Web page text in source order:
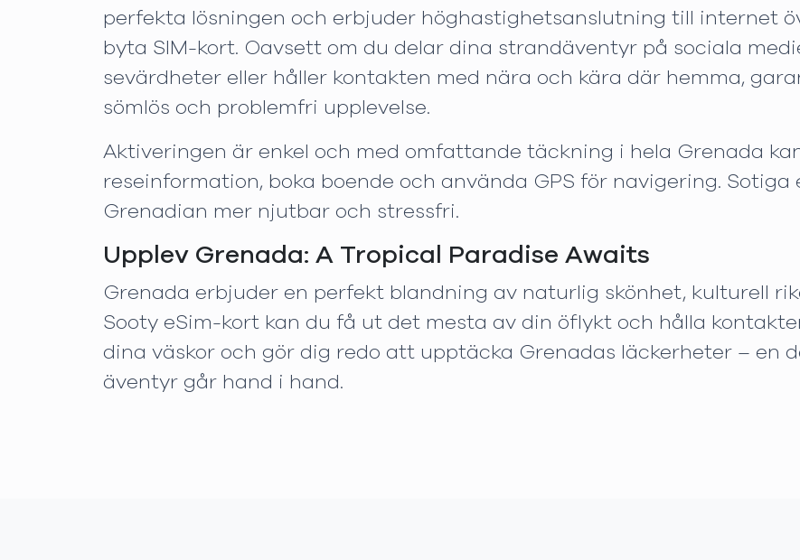
perfekta lösningen och erbjuder höghastighetsanslutning till internet
byta SIM-kort. Oavsett om du delar dina strandäventyr på sociala
sevärdheter eller håller kontakten med nära och kära där hemma,
sömlös och problemfri upplevelse.
Aktiveringen är enkel och med omfattande täckning i hela Grenada
reseinformation, boka boende och använda GPS för navigering.
Grenadian mer njutbar och stressfri.
Upplev Grenada: A Tropical Paradise Awaits
Grenada erbjuder en perfekt blandning av naturlig skönhet, kulturell
Sooty eSim-kort kan du få ut det mesta av din öflykt och hålla
dina väskor och gör dig redo att upptäcka Grenadas läckerheter – en
äventyr går hand i hand.